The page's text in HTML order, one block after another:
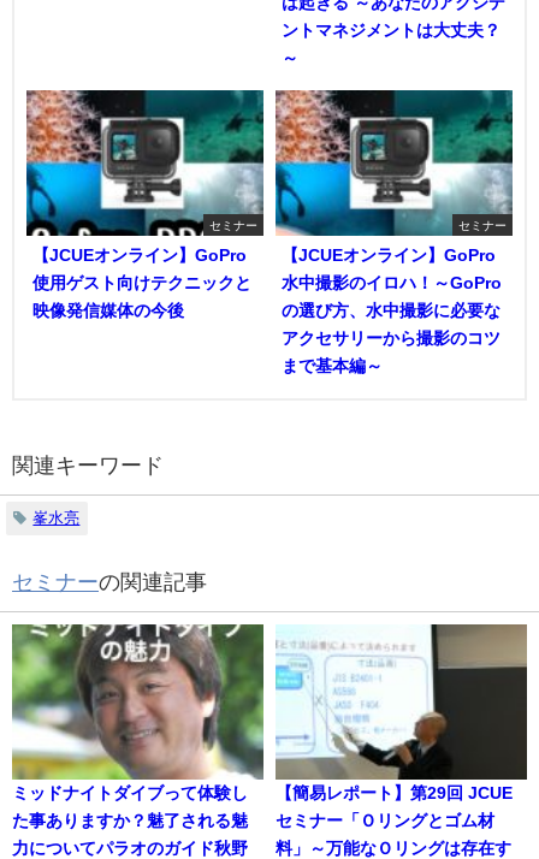
ントマネジメントは大丈夫？
～
セミナー
【JCUEオンライン】GoPro
使用ゲスト向けテクニックと
映像発信媒体の今後
セミナー
【JCUEオンライン】GoPro
水中撮影のイロハ！～GoPro
の選び方、水中撮影に必要な
アクセサリーから撮影のコツ
まで基本編～
関連キーワード
峯水亮
セミナーの関連記事
ミッドナイトダイブって体験し
た事ありますか？魅了される魅
力についてパラオのガイド秋野
【簡易レポート】第29回 JCUE
セミナー「Ｏリングとゴム材
料」～万能なＯリングは存在す